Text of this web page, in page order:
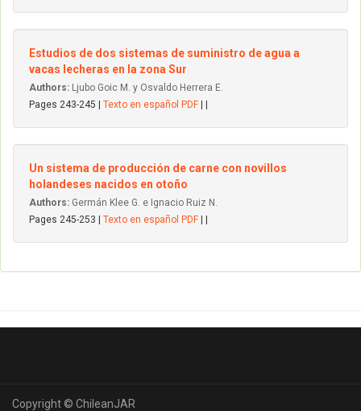
Estudios de dos sistemas de suministro de agua a
vacas lecheras en la zona Sur
Authors: Ljubo Goic M. y Osvaldo Herrera E.
Pages 243-245 | Texto en español PDF
Un sistema de producción de carne con novillos
holandeses nacidos en otoño
Authors: Germán Klee G. e Ignacio Ruiz N.
Pages 245-253 | Texto en español PDF
Copyright © ChileanJAR